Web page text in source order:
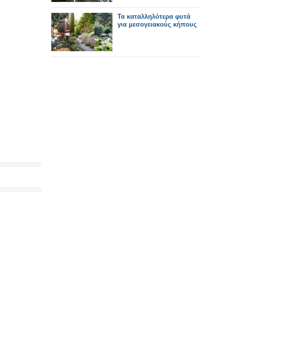
Τα καταλληλότερα φυτά
για μεσογειακούς κήπους